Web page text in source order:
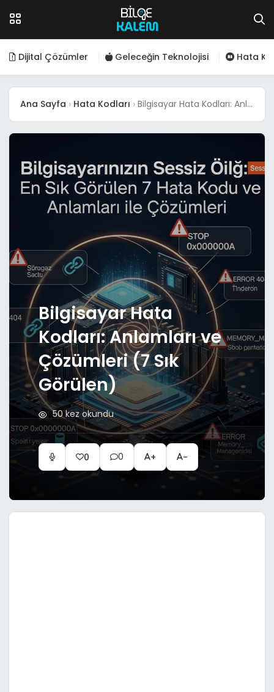
Dijital Çözümler Geleceğin Teknolojisi Hata
Ana Sayfa Hata Kodları Bilgisayar Hata Kodları: Anlamları ve Çözümleri (7 Sık Görülen)
Bilgisayar Hata
Kodları: Anlamları ve
Çözümleri (7 Sık
Görülen)
50 kez okundu
0 0 + -